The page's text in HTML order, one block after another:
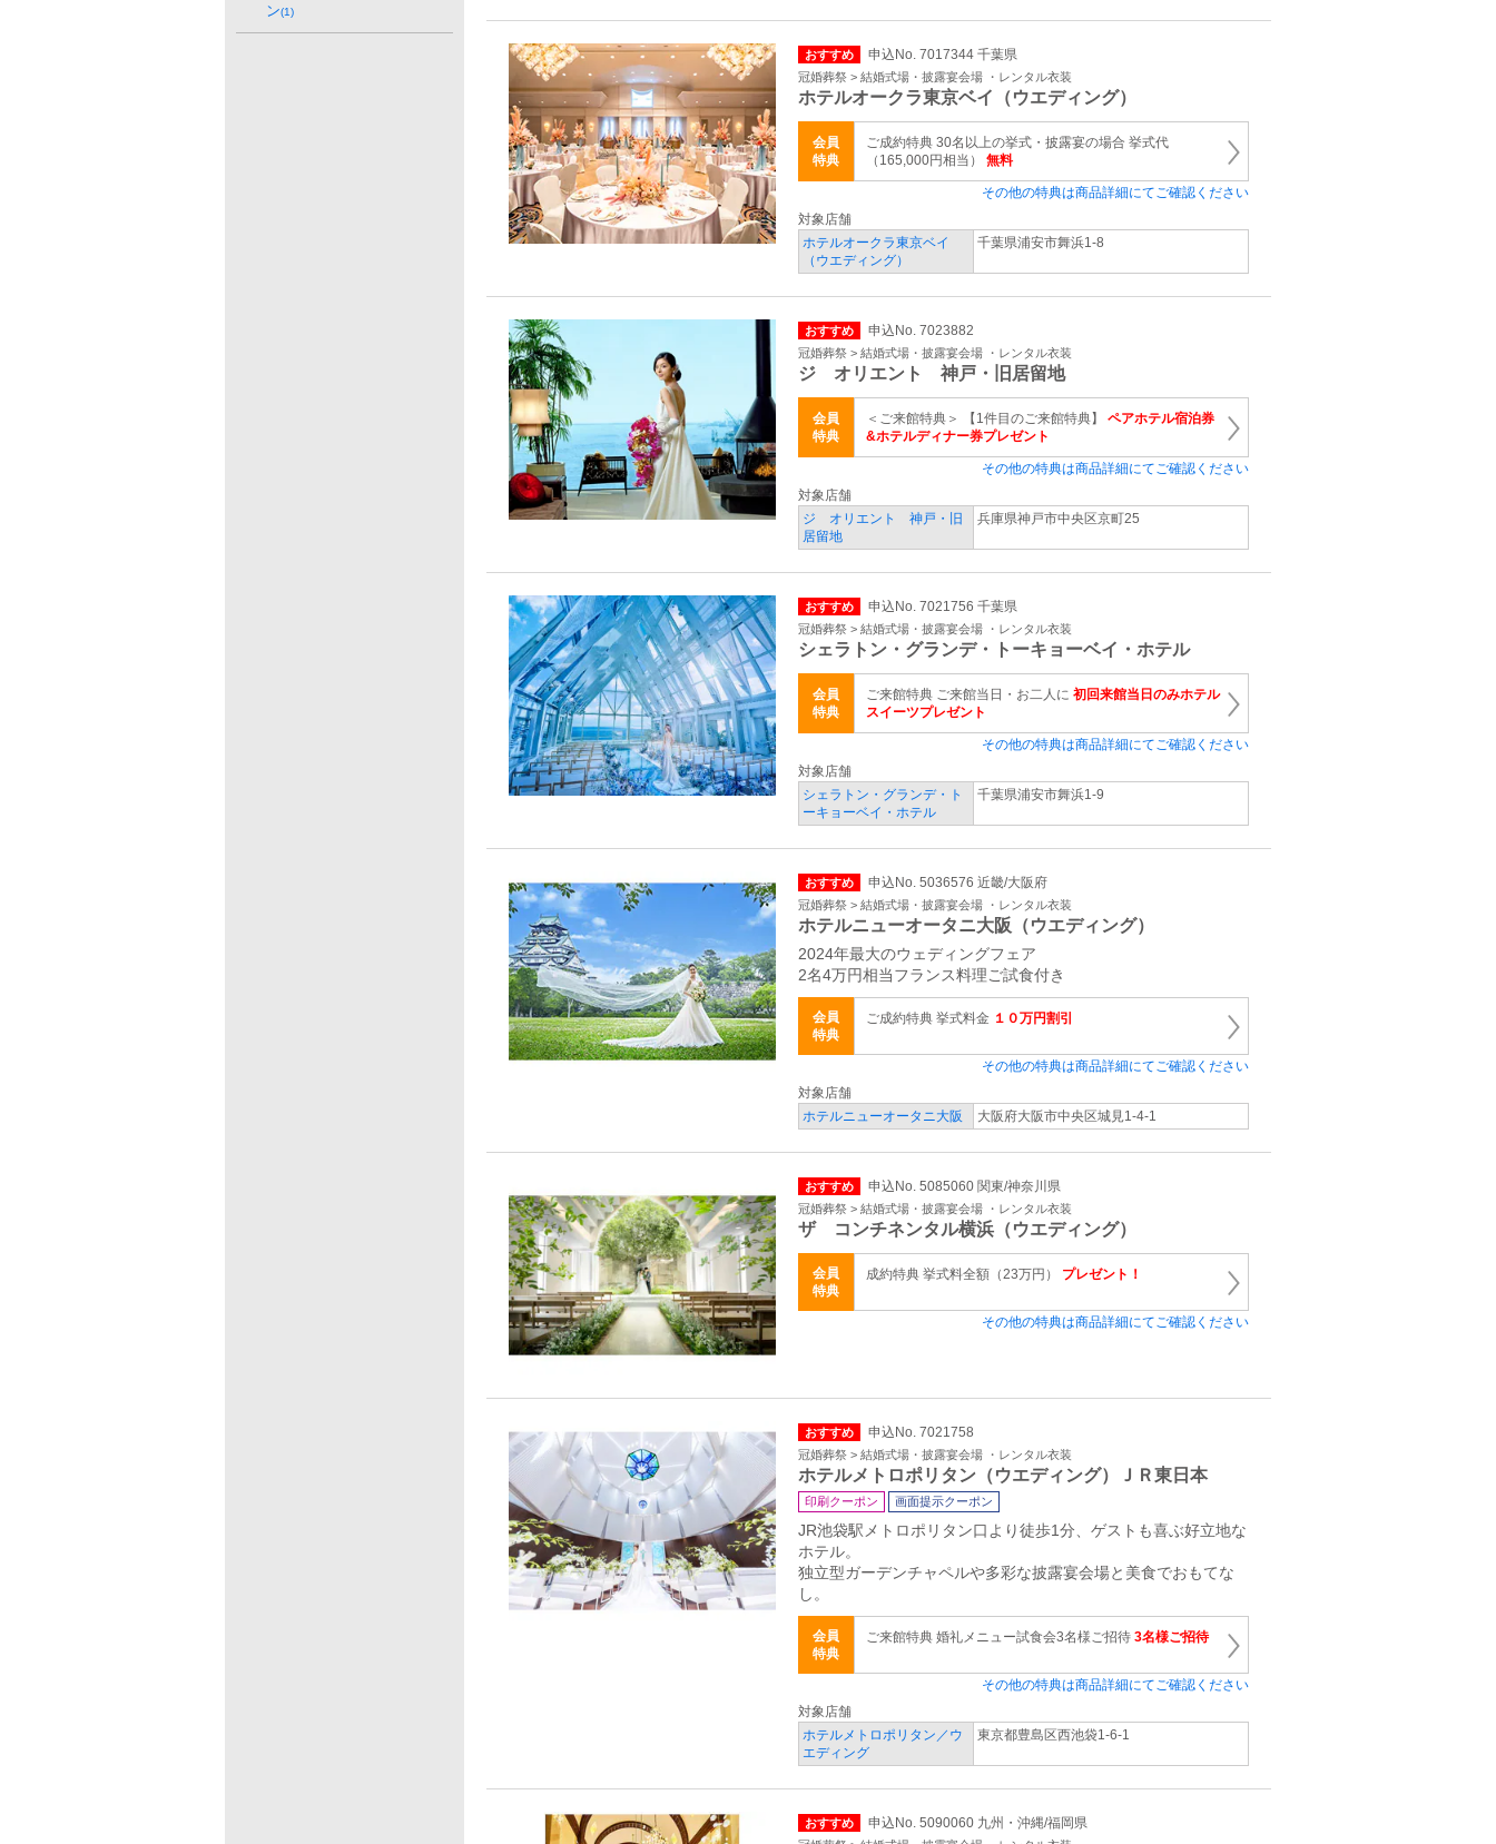
おすすめ 申込No. 7017344 千葉県
冠婚葬祭 > 結婚式場・披露宴会場 ・レンタル衣装
ホテルオークラ東京ベイ（ウエディング）
会員
特典
ご成約特典 30名以上の挙式・披露宴の場合 挙式代
（165,000円相当） 無料
その他の特典は商品詳細にてご確認ください
対象店舗
ホテルオークラ東京ベイ
（ウエディング）
千葉県浦安市舞浜1‐8
おすすめ 申込No. 7023882
冠婚葬祭 > 結婚式場・披露宴会場 ・レンタル衣装
ジ オリエント 神戸・旧居留地
会員
特典
＜ご来館特典＞ 【1件目のご来館特典】 ペアホテル宿泊券
&ホテルディナー券プレゼント
その他の特典は商品詳細にてご確認ください
対象店舗
ジ オリエント 神戸・旧
居留地
兵庫県神戸市中央区京町25
おすすめ 申込No. 7021756 千葉県
冠婚葬祭 > 結婚式場・披露宴会場 ・レンタル衣装
シェラトン・グランデ・トーキョーベイ・ホテル
会員
特典
ご来館特典 ご来館当日・お二人に 初回来館当日のみホテル
スイーツプレゼント
その他の特典は商品詳細にてご確認ください
対象店舗
シェラトン・グランデ・ト
ーキョーベイ・ホテル
千葉県浦安市舞浜1‐9
おすすめ 申込No. 5036576 近畿/大阪府
冠婚葬祭 > 結婚式場・披露宴会場 ・レンタル衣装
ホテルニューオータニ大阪（ウエディング）
2024年最大のウェディングフェア
2名4万円相当フランス料理ご試食付き
会員
特典
ご成約特典 挙式料金 １０万円割引
その他の特典は商品詳細にてご確認ください
対象店舗
ホテルニューオータニ大阪
大阪府大阪市中央区城見1-4-1
おすすめ 申込No. 5085060 関東/神奈川県
冠婚葬祭 > 結婚式場・披露宴会場 ・レンタル衣装
ザ コンチネンタル横浜（ウエディング）
会員
特典
成約特典 挙式料全額（23万円） プレゼント！
その他の特典は商品詳細にてご確認ください
おすすめ 申込No. 7021758
冠婚葬祭 > 結婚式場・披露宴会場 ・レンタル衣装
ホテルメトロポリタン（ウエディング）ＪＲ東日本
印刷クーポン 画面提示クーポン
JR池袋駅メトロポリタン口より徒歩1分、ゲストも喜ぶ好立地な
ホテル。
独立型ガーデンチャペルや多彩な披露宴会場と美食でおもてな
し。
会員
特典
ご来館特典 婚礼メニュー試食会3名様ご招待 3名様ご招待
その他の特典は商品詳細にてご確認ください
対象店舗
ホテルメトロポリタン／ウ
エディング
東京都豊島区西池袋1‐6‐1
おすすめ 申込No. 5090060 九州・沖縄/福岡県
ン(1)